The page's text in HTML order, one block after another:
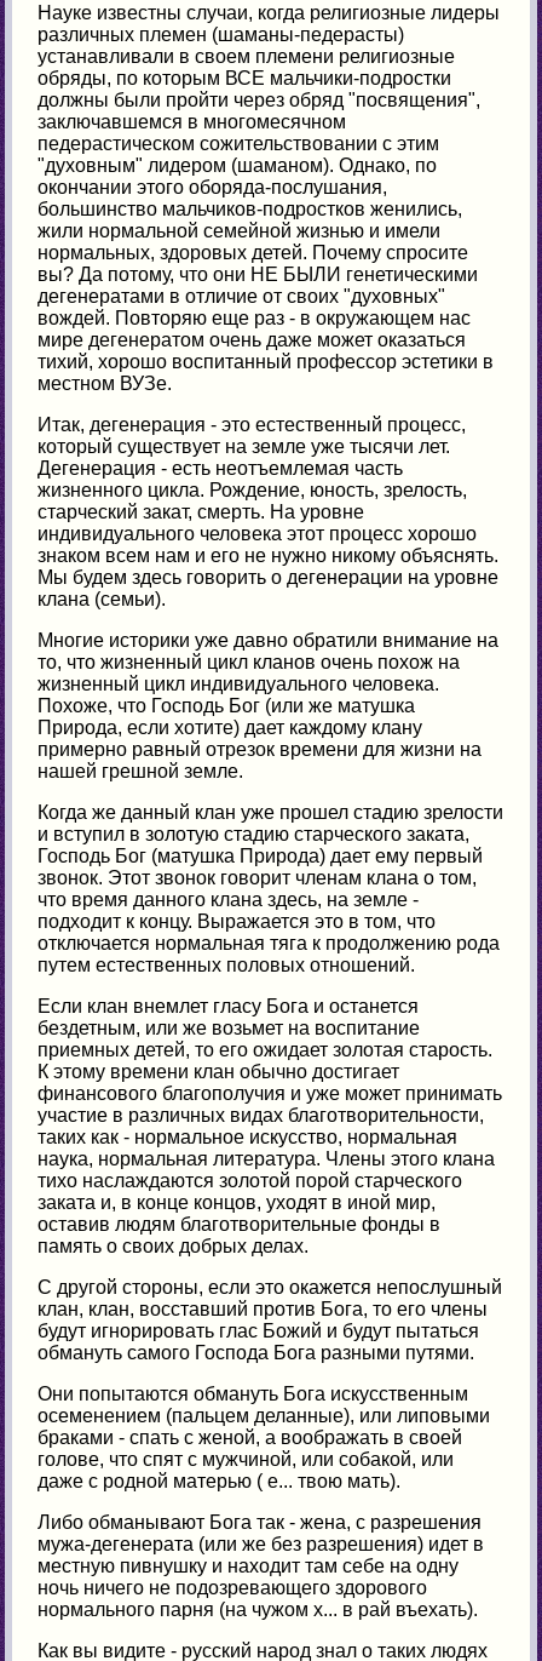
Науке известны случаи, когда религиозные лидеры
различных племен (шаманы-педерасты)
устанавливали в своем племени религиозные
обряды, по которым ВСЕ мальчики-подростки
должны были пройти через обряд "посвящения",
заключавшемся в многомесячном
педерастическом сожительствовании с этим
"духовным" лидером (шаманом). Однако, по
окончании этого оборяда-послушания,
большинство мальчиков-подростков женились,
жили нормальной семейной жизнью и имели
нормальных, здоровых детей. Почему спросите
вы? Да потому, что они НЕ БЫЛИ генетическими
дегенератами в отличие от своих "духовных"
вождей. Повторяю еще раз - в окружающем нас
мире дегенератом очень даже может оказаться
тихий, хорошо воспитанный профессор эстетики в
местном ВУЗе.
Итак, дегенерация - это естественный процесс,
который существует на земле уже тысячи лет.
Дегенерация - есть неотъемлемая часть
жизненного цикла. Рождение, юность, зрелость,
старческий закат, смерть. На уровне
индивидуального человека этот процесс хорошо
знаком всем нам и его не нужно никому объяснять.
Мы будем здесь говорить о дегенерации на уровне
клана (семьи).
Многие историки уже давно обратили внимание на
то, что жизненный цикл кланов очень похож на
жизненный цикл индивидуального человека.
Похоже, что Господь Бог (или же матушка
Природа, если хотите) дает каждому клану
примерно равный отрезок времени для жизни на
нашей грешной земле.
Когда же данный клан уже прошел стадию зрелости
и вступил в золотую стадию старческого заката,
Господь Бог (матушка Природа) дает ему первый
звонок. Этот звонок говорит членам клана о том,
что время данного клана здесь, на земле -
подходит к концу. Выражается это в том, что
отключается нормальная тяга к продолжению рода
путем естественных половых отношений.
Если клан внемлет гласу Бога и останется
бездетным, или же возьмет на воспитание
приемных детей, то его ожидает золотая старость.
К этому времени клан обычно достигает
финансового благополучия и уже может принимать
участие в различных видах благотворительности,
таких как - нормальное искусство, нормальная
наука, нормальная литература. Члены этого клана
тихо наслаждаются золотой порой старческого
заката и, в конце концов, уходят в иной мир,
оставив людям благотворительные фонды в
память о своих добрых делах.
С другой стороны, если это окажется непослушный
клан, клан, восставший против Бога, то его члены
будут игнорировать глас Божий и будут пытаться
обмануть самого Господа Бога разными путями.
Они попытаются обмануть Бога искусственным
осеменением (пальцем деланные), или липовыми
браками - спать с женой, а воображать в своей
голове, что спят с мужчиной, или собакой, или
даже с родной матерью ( е... твою мать).
Либо обманывают Бога так - жена, с разрешения
мужа-дегенерата (или же без разрешения) идет в
местную пивнушку и находит там себе на одну
ночь ничего не подозревающего здорового
нормального парня (на чужом х... в рай въехать).
Как вы видите - русский народ знал о таких людях